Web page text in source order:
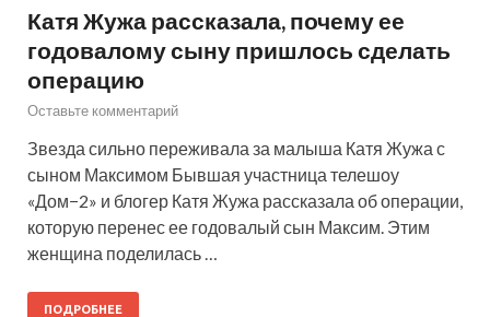
Катя Жужа рассказала, почему ее
годовалому сыну пришлось сделать
операцию
Оставьте комментарий
Звезда сильно переживала за малыша Катя Жужа с
сыном Максимом Бывшая участница телешоу
«Дом−2» и блогер Катя Жужа рассказала об операции,
которую перенес ее годовалый сын Максим. Этим
женщина поделилась …
ПОДРОБНЕЕ